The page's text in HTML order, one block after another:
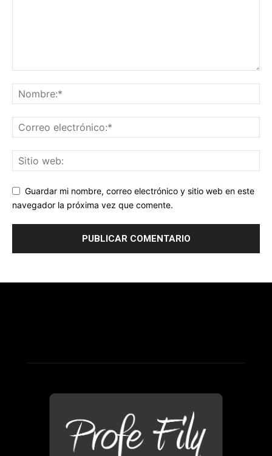
Guardar mi nombre, correo electrónico y sitio web en este
navegador la próxima vez que comente.